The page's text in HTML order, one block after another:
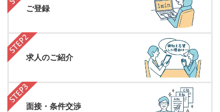
ご登録
求人のご紹介
面接・条件交渉